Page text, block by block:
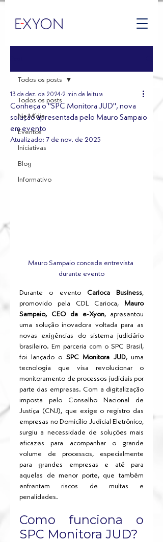
Todos os posts
Na Mídia
Eventos
Iniciativas
Blog
Informativo
Todos os posts
Conheça o "SPC Monitora JUD", nova
solução apresentada pelo Mauro Sampaio
em evento
13 de dez. de 2024 2 min de leitura
Atualizado: 7 de nov. de 2025
Mauro Sampaio concede entrevista
durante evento
Durante o evento Carioca Business,
promovido pela CDL Carioca, Mauro
Sampaio, CEO da e-Xyon, apresentou
uma solução inovadora voltada para as
novas exigências do sistema judiciário
brasileiro. Em parceria com o SPC Brasil,
foi lançado o SPC Monitora JUD, uma
tecnologia que visa revolucionar o
monitoramento de processos judiciais por
parte das empresas. Com a digitalização
imposta pelo Conselho Nacional de
Justiça (CNJ), que exige o registro das
empresas no Domicílio Judicial Eletrônico,
surgiu a necessidade de soluções mais
eficazes para acompanhar o grande
volume de processos, especialmente
para grandes empresas e até para
aquelas de menor porte, que também
enfrentam riscos de multas e
penalidades.
Como funciona o
SPC Monitora JUD?